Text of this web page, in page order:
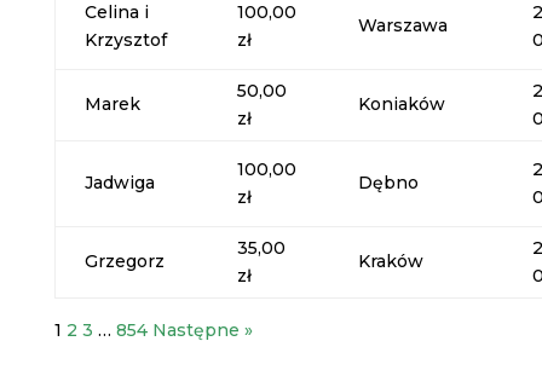
Celina i
Krzysztof
100,00
zł
Warszawa
Marek
50,00
zł
Koniaków
Jadwiga
100,00
zł
Dębno
Grzegorz
35,00
zł
Kraków
1 2 3 … 854 Następne »